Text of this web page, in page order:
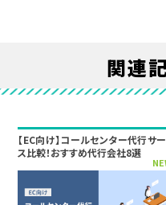
関連
【EC向け】コールセンター代行サ
ス比較！おすすめ代行会社8選